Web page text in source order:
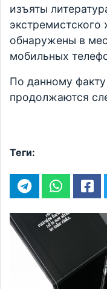
изъяты
обнаружены в
мобильных
По данному
продолжаются
Теги: